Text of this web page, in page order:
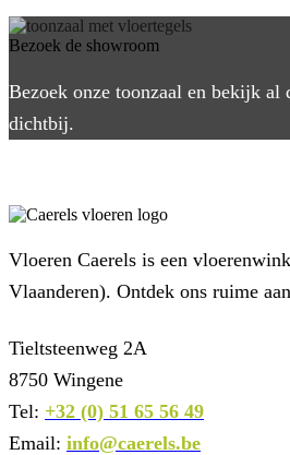
Bezoek de showroom
Bezoek onze toonzaal en bekijk al
dichtbij.
Vloeren Caerels is een
Vlaanderen). Ontdek ons ruime
Tieltsteenweg 2A
8750 Wingene
Tel: +32 (0) 51 65 56 49
Email: info@caerels.be